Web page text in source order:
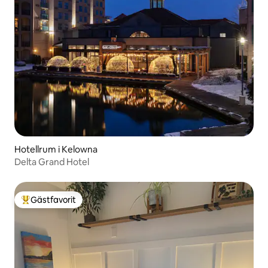
Hotellrum i Kelowna
Delta Grand Hotel
Populär gästfavorit
Gästfavorit